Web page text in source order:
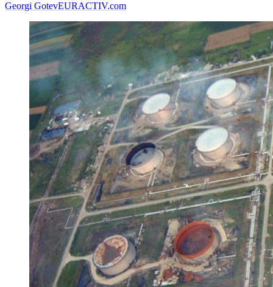
Georgi GotevEURACTIV.com